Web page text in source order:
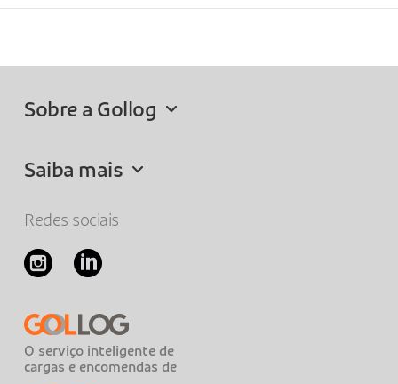
Sobre a Gollog
Saiba mais
Redes sociais
O serviço inteligente de
cargas e encomendas de